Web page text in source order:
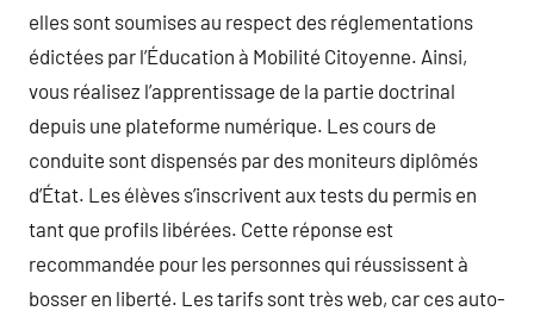
elles sont soumises au respect des réglementations
édictées par l’Éducation à Mobilité Citoyenne. Ainsi,
vous réalisez l’apprentissage de la partie doctrinal
depuis une plateforme numérique. Les cours de
conduite sont dispensés par des moniteurs diplômés
d’État. Les élèves s’inscrivent aux tests du permis en
tant que profils libérées. Cette réponse est
recommandée pour les personnes qui réussissent à
bosser en liberté. Les tarifs sont très web, car ces auto-